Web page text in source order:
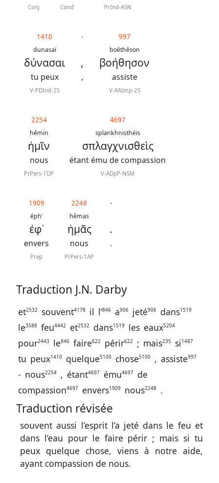
Conj Cond PrInd-ASN
1410
dunasaï
δύνασαι
tu peux
V-PDInd-2S
-
,
,
997
boêthêson
βοήθησον
assiste
V-AAImp-2S
2254
hêmin
ἡμῖν
nous
PrPers-1DP
4697
splankhnisthéis
σπλαγχνισθεὶς
étant ému de compassion
V-ADpP-NSM
1909
éph'
ἐφ᾿
envers
Prep
2248
hêmas
ἡμᾶς
nous
PrPers-1AP
-
.
.
Traduction J.N. Darby
et2532 souvent4178 il l’846 a906 jeté906 dans1519
le3588 feu4442 et2532 dans1519 les eaux5204
pour2443 le846 faire622 périr622 ; mais235 si 1487
tu peux1410 quelque5100 chose5100 , assiste997
- nous2254 , étant4697 ému4697
de
compassion4697 envers1909 nous2248 .
Traduction révisée
souvent aussi l’esprit l’a jeté dans le feu et
dans l’eau pour le faire périr ; mais si tu
peux quelque chose, viens à notre aide,
ayant compassion de nous.
contacter
Signaler
erreur
Participer
coûts